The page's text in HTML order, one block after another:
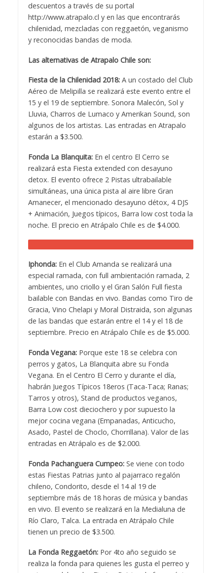
descuentos a través de su portal
http://www.atrapalo.cl y en las que encontrarás
chilenidad, mezcladas con reggaetón, veganismo
y reconocidas bandas de moda.
Las alternativas de Atrapalo Chile son:
Fiesta de la Chilenidad 2018:A un costado del Club
Aéreo de Melipilla se realizará este evento entre el
15 y el 19 de septiembre. Sonora Malecón, Sol y
Lluvia, Charros de Lumaco y Amerikan Sound, son
algunos de los artistas. Las entradas en Atrapalo
estarán a $3.500.
Fonda La Blanquita:En el centro El Cerro se
realizará esta Fiesta extended con desayuno
detox. El evento ofrece 2 Pistas ultrabailable
simultáneas, una única pista al aire libre Gran
Amanecer, el mencionado desayuno détox, 4 DJS
+ Animación, Juegos típicos, Barra low cost toda la
noche. El precio en Atrápalo Chile es de $4.000.
Iphonda:En el Club Amanda se realizará una
especial ramada, con full ambientación ramada, 2
ambientes, uno criollo y el Gran Salón Full fiesta
bailable con Bandas en vivo. Bandas como Tiro de
Gracia, Vino Chelapi y Moral Distraida, son algunas
de las bandas que estarán entre el 14 y el 18 de
septiembre. Precio en Atrápalo Chile es de $5.000.
Fonda Vegana: Porque este 18 se celebra con
perros y gatos, La Blanquita abre su Fonda
Vegana. En el Centro El Cerro y durante el día,
habrán Juegos Típicos 18eros (Taca-Taca; Ranas;
Tarros y otros), Stand de productos veganos,
Barra Low cost dieciochero y por supuesto la
mejor cocina vegana (Empanadas, Anticucho,
Asado, Pastel de Choclo, Chorrillana). Valor de las
entradas en Atrápalo es de $2.000.
Fonda Pachanguera Cumpeo: Se viene con todo
estas Fiestas Patrias junto al pajarraco regalón
chileno, Condorito, desde el 14 al 19 de
septiembre más de 18 horas de música y bandas
en vivo. El evento se realizará en la Medialuna de
Río Claro, Talca. La entrada en Atrápalo Chile
tienen un precio de $3.500.
La Fonda Reggaetón: Por 4to año seguido se
realiza la fonda para quienes les gusta el perreo y